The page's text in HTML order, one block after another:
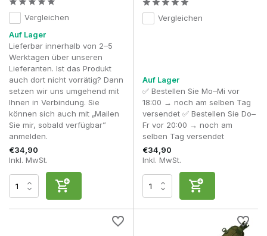
101Inc.
Einstieg
Invader
Gear
Mittelklasse
Polyester
Helikon-Tex Premium
Cordura® /
ausgewählte
Modelle mit IRR
Begeisterte
Outdoor-
Clawgear
500D Cordura® /
ausgewählte
Modelle mit IRR
Die
Premium
Leichte und
Vergleichen
Auf Lager
Lieferbar innerhalb von 2–5
Werktagen über unseren
Lieferanten. Ist das Produkt
auch dort nicht vorrätig? Dann
setzen wir uns umgehend mit
Ihnen in Verbindung. Sie
können sich auch mit „Mailen
Sie mir, sobald verfügbar”
anmelden.
€34,90
Inkl. MwSt.
Vergleichen
Auf Lager
✅ Bestellen Sie Mo–Mi vor
18:00 → noch am selben Tag
versendet ✅ Bestellen Sie Do–
Fr vor 20:00 → noch am
selben Tag versendet
€34,90
Inkl. MwSt.